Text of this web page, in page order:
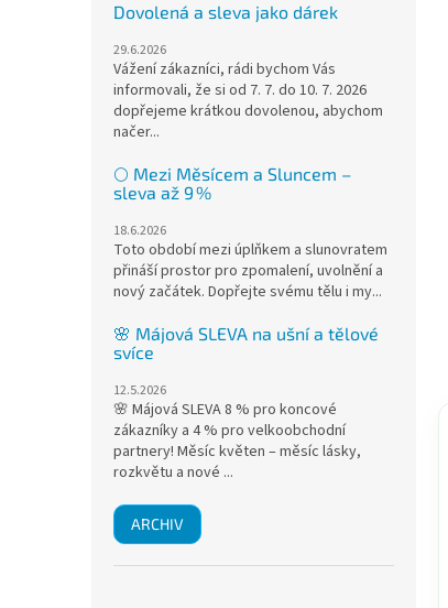
Dovolená a sleva jako dárek
29.6.2026
Vážení zákazníci, rádi bychom Vás
informovali, že si od 7. 7. do 10. 7. 2026
dopřejeme krátkou dovolenou, abychom
načer...
🌕 Mezi Měsícem a Sluncem –
sleva až 9 %
18.6.2026
Toto období mezi úplňkem a slunovratem
přináší prostor pro zpomalení, uvolnění a
nový začátek. Dopřejte svému tělu i my...
🌸 Májová SLEVA na ušní a tělové
svíce
12.5.2026
🌸 Májová SLEVA 8 % pro koncové
zákazníky a 4 % pro velkoobchodní
partnery! Měsíc květen – měsíc lásky,
rozkvětu a nové ...
ARCHIV